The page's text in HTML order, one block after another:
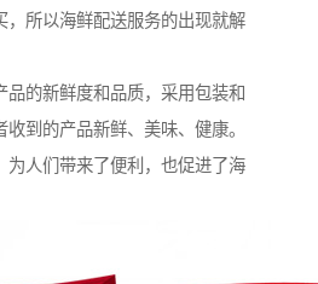
，所以海鲜配送服务的出现就解
品的新鲜度和品质，采用包装和
到的产品新鲜、美味、健康。
为人们带来了便利，也促进了海